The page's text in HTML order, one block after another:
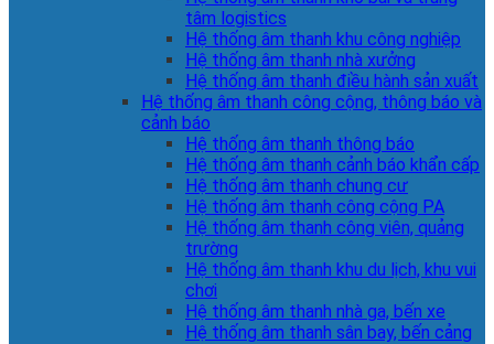
tâm logistics
Hệ thống âm thanh khu công nghiệp
Hệ thống âm thanh nhà xưởng
Hệ thống âm thanh điều hành sản xuất
Hệ thống âm thanh công cộng, thông báo và
cảnh báo
Hệ thống âm thanh thông báo
Hệ thống âm thanh cảnh báo khẩn cấp
Hệ thống âm thanh chung cư
Hệ thống âm thanh công cộng PA
Hệ thống âm thanh công viên, quảng
trường
Hệ thống âm thanh khu du lịch, khu vui
chơi
Hệ thống âm thanh nhà ga, bến xe
Hệ thống âm thanh sân bay, bến cảng